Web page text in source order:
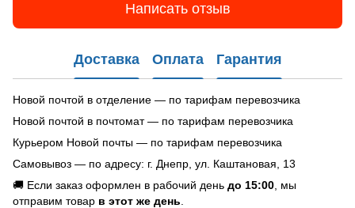
Написать отзыв
Доставка Оплата Гарантия
Новой почтой в отделение — по тарифам перевозчика
Новой почтой в почтомат — по тарифам перевозчика
Курьером Новой почты — по тарифам перевозчика
Самовывоз — по адресу: г. Днепр, ул. Каштановая, 13
🚚 Если заказ оформлен в рабочий день до 15:00 , мы
отправим товар в этот же день